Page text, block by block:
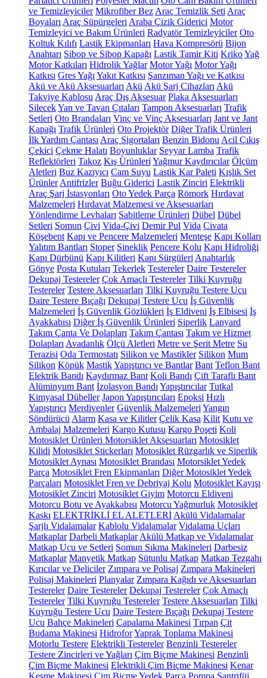
ve Temizleyiciler Mikrofiber Bez Araç Temizlik Seti Araç
Boyaları Araç Süpürgeleri Araba Çizik Giderici Motor
Temizleyici ve Bakım Ürünleri Radyatör Temizleyiciler Oto
Koltuk Kılıfı Lastik Ekipmanları Hava Kompresörü Bijon
Anahtarı Sibop ve Sibop Kapağı Lastik Tamir Kiti KrikoYağ
Motor Katkıları Hidrolik Yağlar Motor Yağı Motor Yağı
Katkısı Gres Yağı Yakıt Katkısı Şanzıman Yağı ve Katkısı
Akü ve Akü Aksesuarları Akü Akü Şarj Cihazları Akü
Takviye Kablosu Araç Dış Aksesuar Plaka Aksesuarları
SilecekYan ve Tavan Çıtaları Tampon Aksesuarları Trafik
Setleri Oto Brandaları Vinç ve Vinç Aksesuarları Jant ve Jant
Kapağı Trafik Ürünleri Oto Projektör Diğer Trafik Ürünleri
İlk Yardım Çantası Araç Sigortaları Benzin Bidonu Acil Çıkış
Çekici Çekme Halatı Boyunluklar Seyyar Lamba Trafik
Reflektörleri Takoz Kış Ürünleri Yağmur Kaydırıcılar Ölçüm
Aletleri Buz Kazıyıcı Cam Suyu Lastik Kar Paleti Kışlık Set
Ürünler Antifrizler Buğu Giderici Lastik Zinciri Elektrikli
Araç Şarj İstasyonları Oto Yedek Parça Römork Hırdavat
Malzemeleri Hırdavat Malzemesi ve Aksesuarları
Yönlendirme Levhaları Sabitleme Ürünleri Dübel Dübel
Setleri Somun Çivi Vida-Çivi Demir Pul Vida Civata
Köşebent Kapı ve Pencere Malzemeleri Menteşe Kapı Kolları
Yalıtım Bantları Stoper Sineklik Pencere Kolu Kapı Hidroliği
Kapı Dürbünü Kapı Kilitleri Kapı Sürgüleri Anahtarlık
Gönye Posta Kutuları Tekerlek Testereler Daire Testereler
Dekupaj Testereler Çok Amaçlı Testereler Tilki Kuyruğu
Testereler Testere Aksesuarları Tilki Kuyruğu Testere Ucu
Daire Testere Bıçağı Dekupaj Testere Ucu İş Güvenlik
Malzemeleri İş Güvenlik Gözlükleri İş Eldiveni İş Elbisesi İş
Ayakkabısı Diğer İş Güvenlik Ürünleri Siperlik Lanyard
Takım Çanta Ve Dolapları Takım Çantası Takım ve Hizmet
Dolapları Avadanlık Ölçü Aletleri Metre ve Şerit Metre Su
Terazisi Oda Termostatı Silikon ve Mastikler Silikon Mum
Silikon Köpük MastikYapıştırıcı ve Bantlar Bant Teflon Bant
Elektrik Bandı Kaydırmaz Bant Koli Bandı Çift Taraflı Bant
Alüminyum Bant İzolasyon Bandı Yapıştırıcılar Tutkal
Kimyasal Dübeller Japon Yapıştırıcıları Epoksi Hızlı
Yapıştırıcı Merdivenler Güvenlik Malzemeleri Yangın
Söndürücü Alarm Kasa ve Kilitler Çelik Kasa Kilit Kutu ve
Ambalaj Malzemeleri Kargo Kutusu Kargo Poşeti Koli
Motosiklet Ürünleri Motorsiklet Aksesuarları Motosiklet
Kilidi Motosiklet Stickerları Motosiklet Rüzgarlık ve Siperlik
Motosiklet Aynası Motosiklet Brandası Motorsiklet Yedek
Parça Motosiklet Fren Ekipmanları Diğer Motosiklet Yedek
Parçaları Motosiklet Fren ve Debriyaj Kolu Motosiklet Kayışı
Motosiklet Zinciri Motosiklet Giyim Motorcu Eldiveni
Motorcu Botu ve Ayakkabısı Motorcu Yağmurluk Motosiklet
Kaskı ELEKTRİKLİ EL ALETLERİ Akülü Vidalamalar
Şarjlı Vidalamalar Kablolu Vidalamalar Vidalama Uçları
Matkaplar Darbeli Matkaplar Akülü Matkap ve Vidalamalar
Matkap Ucu ve Setleri Somun Sıkma Makineleri Darbesiz
Matkaplar Manyetik Matkap Sütunlu Matkap Matkap Tezgahı
Kırıcılar ve Deliciler Zımpara ve Polisaj Zımpara Makineleri
Polisaj Makineleri Planyalar Zımpara Kağıdı ve Aksesuarları
Testereler Daire Testereler Dekupaj Testereler Çok Amaçlı
Testereler Tilki Kuyruğu Testereler Testere Aksesuarları Tilki
Kuyruğu Testere Ucu Daire Testere Bıçağı Dekupaj Testere
Ucu Bahçe Makineleri Çapalama Makinesi Tırpan Çit
Budama Makinesi HidroforYaprak Toplama Makinesi
Motorlu Testere Elektrikli Testereler Benzinli Testereler
Testere Zincirleri ve Yağları Çim Biçme Makinesi Benzinli
Çim Biçme Makinesi Elektrikli Çim Biçme Makinesi Kenar
Kesme Makinesi Çim Biçme Yedek Parça Pompa Santrifüj